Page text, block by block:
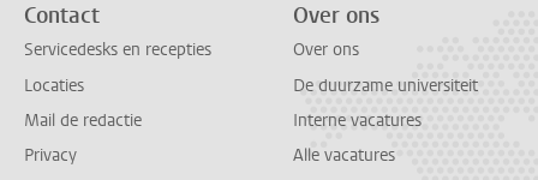
Contact
Servicedesks en recepties
Locaties
Mail de redactie
Privacy
Over ons
Over ons
De duurzame universiteit
Interne vacatures
Alle vacatures